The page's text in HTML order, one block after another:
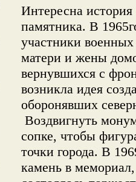
Интересна
памятника. В
участники
матери и жены
вернувшихся с
возникла идея
оборонявших
Воздвигнуть
сопке, чтобы
точки города. В
камень в